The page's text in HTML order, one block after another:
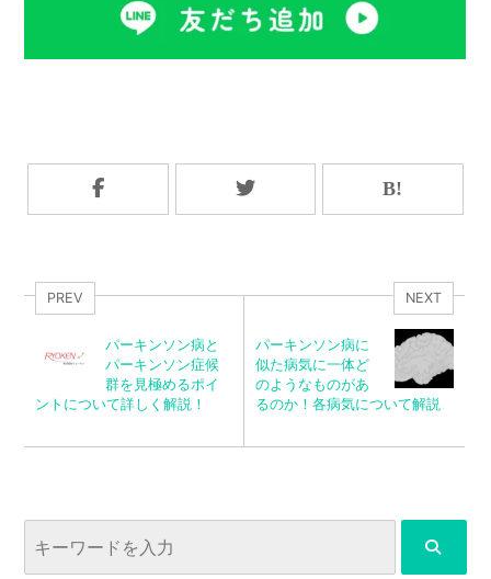
PREV
パーキンソン病と
パーキンソン症候
群を見極めるポイ
ントについて詳しく解説！
NEXT
パーキンソン病に
似た病気に一体ど
のようなものがあ
るのか！各病気について解説